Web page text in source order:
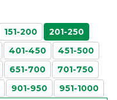
151-200
201-250
401-450
451-500
651-700
701-750
901-950 951-1000